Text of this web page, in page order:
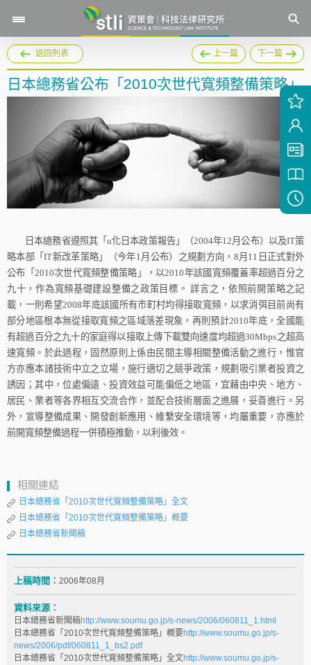
返回列表 上一篇 下一篇
日本總務省公布「2010次世代寬頻整備策略」
日本總務省遵照其「u化日本政策報告」（2004年12 月公布）以及IT策
略本部「IT新改革策略」（今年1 月公布）之規劃方向， 8 月 11 日 正式對外
公布「 2010次世代寬頻整備策略」，以2010年該國寬頻覆蓋率超過百分之
九十，作為寬頻基礎建設整備之政策目標。 詳言之，依照前開策略之記
載，一則希望2008年底該國所有市町村均得接取寬頻，以求消弭目前尚有
部分地區根本無從接取寬頻之區域落差現象，再則預計2010年底，全國能
有超過百分之九十的家庭得以接取上傳下載雙向速度均超過30Mbps之超高
速寬頻。於此過程，固然原則上係由民間主導相關整備活動之進行，惟官
方亦應本諸技術中立之立場，施行適切之競爭政策，規劃吸引業者投資之
誘因；其中，位處偏遠、投資效益可能偏低之地區，宜藉由中央、地方、
居民、業者等各界相互交流合作，並配合技術層面之進展，妥善進行。另
外，宣導整備成果、開發創新應用、維繫安全環境等，均屬重要，亦應於
前開寬頻整備過程一併積極推動，以利後效。
相關連結
日本總務省「2010次世代寬頻整備策略」全文
日本總務省「2010次世代寬頻整備策略」概要
日本總務省新聞稿
上稿時間： 2006年08月
資料來源：
日本總務省新聞稿http://www.soumu.go.jp/s-news/2006/060811_1.html
日本總務省「2010次世代寬頻整備策略」概要http://www.soumu.go.jp/s-
news/2006/pdf/060811_1_bs2.pdf
日本總務省「2010次世代寬頻整備策略」全文http://www.soumu.go.jp/s-